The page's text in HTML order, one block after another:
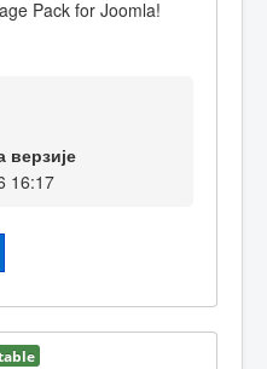
Pack for Joomla!
16:17